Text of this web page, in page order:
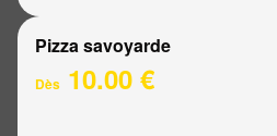
Pizza savoyarde
Dès 10.00 €